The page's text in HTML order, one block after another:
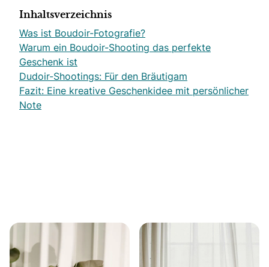
Inhaltsverzeichnis
Was ist Boudoir-Fotografie?
Warum ein Boudoir-Shooting das perfekte
Geschenk ist
Dudoir-Shootings: Für den Bräutigam
Fazit: Eine kreative Geschenkidee mit persönlicher
Note